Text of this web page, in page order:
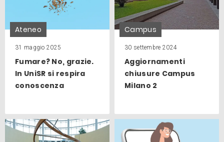
Ateneo
31 maggio 2025
Fumare? No, grazie.
In UniSR si respira
conoscenza
Campus
30 settembre 2024
Aggiornamenti
chiusure Campus
Milano 2